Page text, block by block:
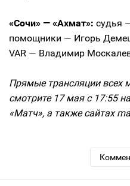
«Сочи» — «Ахмат»: судья
помощники — Игорь
VAR — Владимир
Прямые трансляции всех
смотрите 17 мая с 17:55
«Матч», а также сайтах